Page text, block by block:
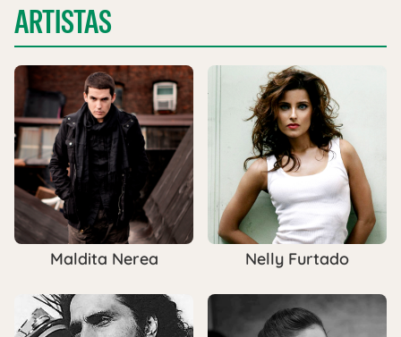
ARTISTAS
Maldita Nerea Nelly Furtado